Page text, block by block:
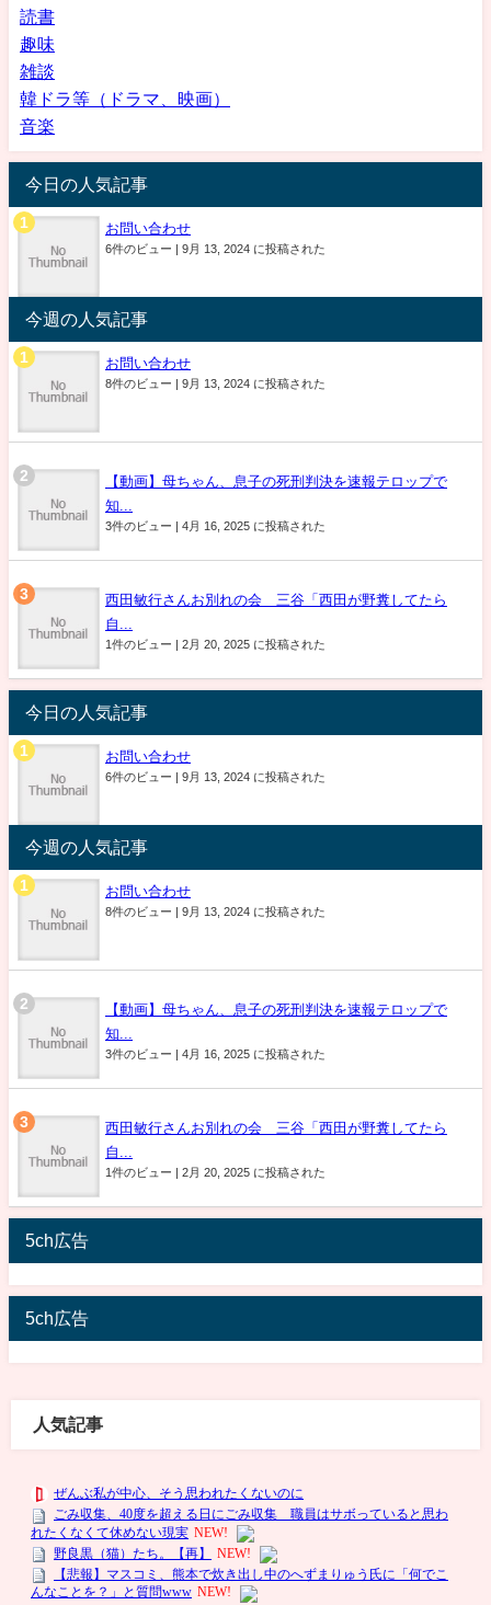
読書
趣味
雑談
韓ドラ等（ドラマ、映画）
音楽
今日の人気記事
お問い合わせ
6件のビュー | 9月 13, 2024 に投稿された
今週の人気記事
お問い合わせ
8件のビュー | 9月 13, 2024 に投稿された
【動画】母ちゃん、息子の死刑判決を速報テロップで
知...
3件のビュー | 4月 16, 2025 に投稿された
西田敏行さんお別れの会 三谷「西田が野糞してたら
自...
1件のビュー | 2月 20, 2025 に投稿された
今日の人気記事
お問い合わせ
6件のビュー | 9月 13, 2024 に投稿された
今週の人気記事
お問い合わせ
8件のビュー | 9月 13, 2024 に投稿された
【動画】母ちゃん、息子の死刑判決を速報テロップで
知...
3件のビュー | 4月 16, 2025 に投稿された
西田敏行さんお別れの会 三谷「西田が野糞してたら
自...
1件のビュー | 2月 20, 2025 に投稿された
5ch広告
5ch広告
人気記事